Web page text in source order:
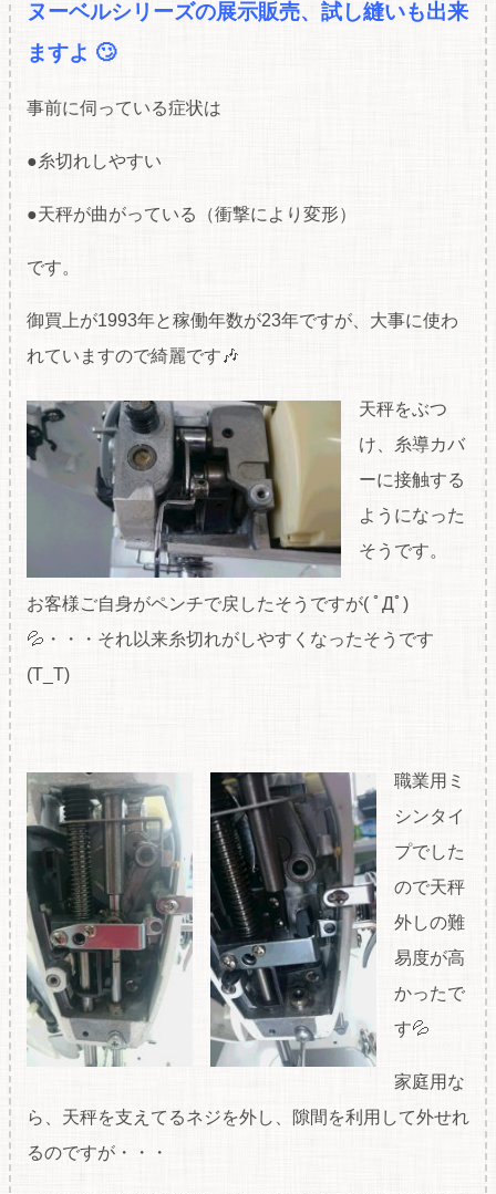
ヌーベルシリーズの展示販売、試し縫いも出来
ますよ 🙄
事前に伺っている症状は
●糸切れしやすい
●天秤が曲がっている（衝撃により変形）
です。
御買上が1993年と稼働年数が23年ですが、大事に使わ
れていますので綺麗です🎶
天秤をぶつ
け、糸導カバ
ーに接触する
ようになった
そうです。
お客様ご自身がペンチで戻したそうですが( ﾟДﾟ)
💦・・・それ以来糸切れがしやすくなったそうです
(T_T)
職業用ミ
シンタイ
プでした
ので天秤
外しの難
易度が高
かったで
す💦
家庭用な
ら、天秤を支えてるネジを外し、隙間を利用して外せれ
るのですが・・・